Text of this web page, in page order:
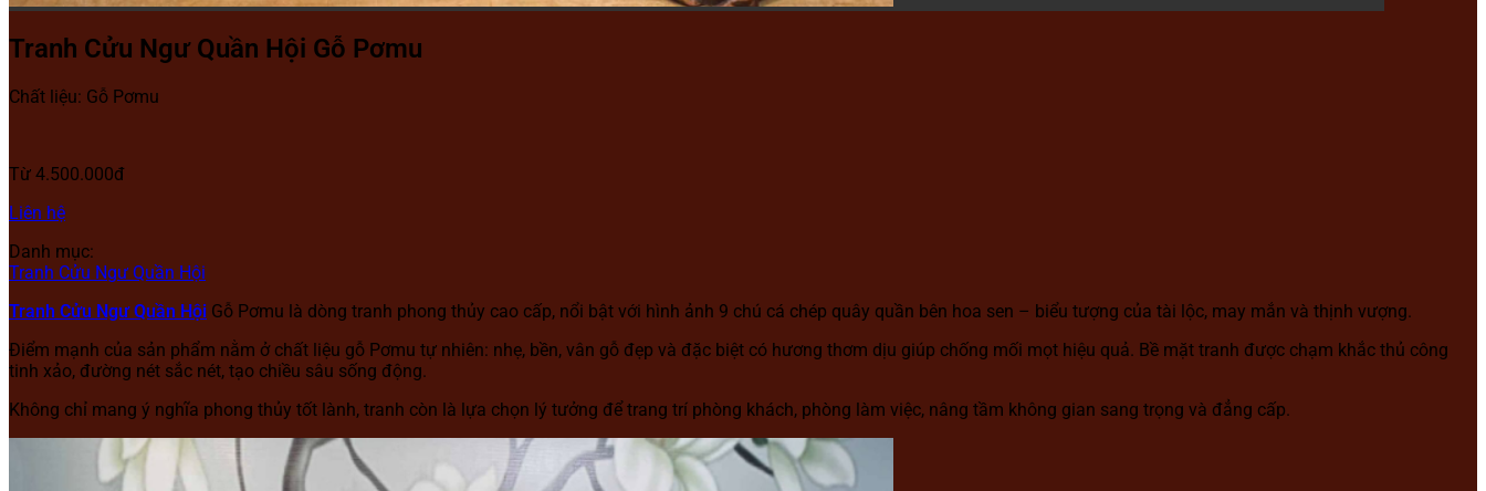
Tranh Cửu Ngư Quần Hội Gỗ Pơmu
Chất liệu: Gỗ Pơmu
Từ 4.500.000đ
Liên hệ
Danh mục:
Tranh Cửu Ngư Quần Hội
Tranh Cửu Ngư Quần Hội Gỗ Pơmu là dòng tranh phong thủy cao cấp, nổi bật với hình ảnh 9 chú cá chép quây quần bên hoa sen – biểu tượng của tài lộc, may mắn và thịnh vượng.
Điểm mạnh của sản phẩm nằm ở chất liệu gỗ Pơmu tự nhiên: nhẹ, bền, vân gỗ đẹp và đặc biệt có hương thơm dịu giúp chống mối mọt hiệu quả. Bề mặt tranh được chạm khắc thủ công
tinh xảo, đường nét sắc nét, tạo chiều sâu sống động.
Không chỉ mang ý nghĩa phong thủy tốt lành, tranh còn là lựa chọn lý tưởng để trang trí phòng khách, phòng làm việc, nâng tầm không gian sang trọng và đẳng cấp.